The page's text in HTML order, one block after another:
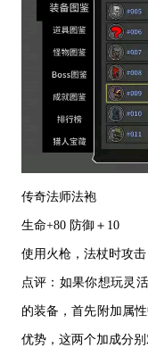
传奇法师法袍
生命+80 防御＋10
使用火枪，法杖时攻击
点评：如果你想玩灵
的装备，首先附加属
优势，这两个加成分